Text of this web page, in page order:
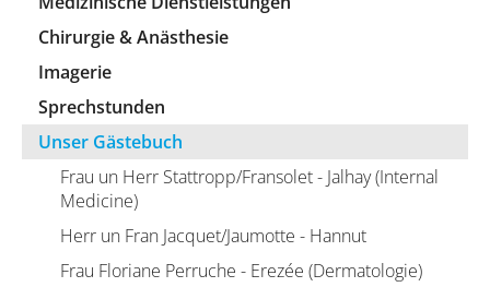
Chirurgie & Anästhesie
Imagerie
Sprechstunden
Unser Gästebuch
Frau un Herr Stattropp/Fransolet - Jalhay (Internal
Medicine)
Herr un Fran Jacquet/Jaumotte - Hannut
Frau Floriane Perruche - Erezée (Dermatologie)